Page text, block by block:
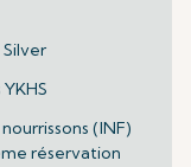
(INF)
réservation